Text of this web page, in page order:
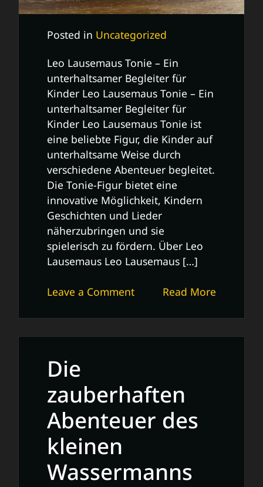
Posted in Uncategorized
Leo Lausemaus Tonie – Ein
unterhaltsamer Begleiter für
Kinder Leo Lausemaus Tonie – Ein
unterhaltsamer Begleiter für
Kinder Leo Lausemaus Tonie ist
eine beliebte Figur, die Kinder auf
unterhaltsame Weise durch
verschiedene Abenteuer begleitet.
Die Tonie-Figur bietet eine
innovative Möglichkeit, Kindern
Geschichten und Lieder
näherzubringen und sie
spielerisch zu fördern. Über Leo
Lausemaus Leo Lausemaus […]
Read More
Leave a Commenton
Lausemaus
Tonie:
Begleiter
für
Kinder
Die
zauberhaften
Abenteuer des
kleinen
Wassermanns